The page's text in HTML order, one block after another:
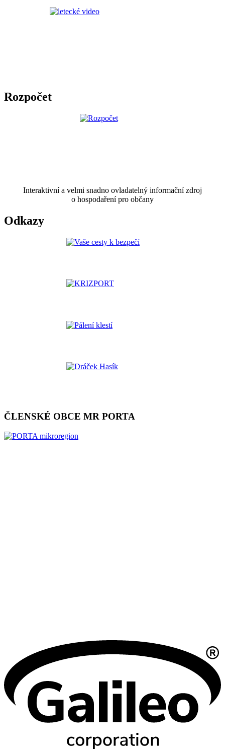
Rozpočet
Interaktivní a velmi snadno ovladatelný informační zdroj
o hospodaření pro občany
Odkazy
ČLENSKÉ OBCE MR PORTA